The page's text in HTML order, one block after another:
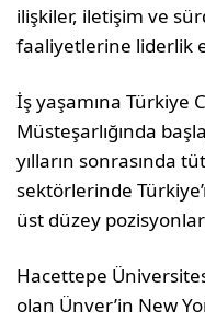
ilişkiler, iletişim ve
faaliyetlerine liderlik
İş yaşamına Türkiye
Müsteşarlığında
yılların sonrasında
sektörlerinde
üst düzey
Hacettepe
olan Ünver’in New